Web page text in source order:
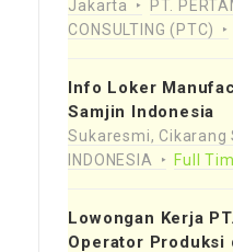
Jakarta
PT.
CONSULTING (PTC)
Info Loker
Samjin Indonesia
Sukaresmi, Cikarang
INDONESIA
Full
Lowongan Kerja
Operator Produksi